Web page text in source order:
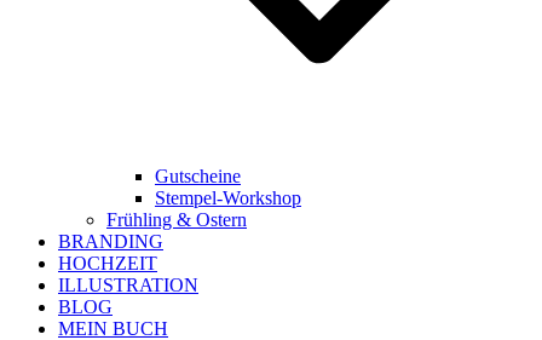
Gutscheine
Stempel-Workshop
Frühling & Ostern
BRANDING
HOCHZEIT
ILLUSTRATION
BLOG
MEIN BUCH